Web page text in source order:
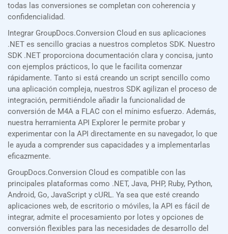
todas las conversiones se completan con coherencia y
confidencialidad.
Integrar GroupDocs.Conversion Cloud en sus aplicaciones
.NET es sencillo gracias a nuestros completos SDK. Nuestro
SDK .NET proporciona documentación clara y concisa, junto
con ejemplos prácticos, lo que le facilita comenzar
rápidamente. Tanto si está creando un script sencillo como
una aplicación compleja, nuestros SDK agilizan el proceso de
integración, permitiéndole añadir la funcionalidad de
conversión de M4A a FLAC con el mínimo esfuerzo. Además,
nuestra herramienta API Explorer le permite probar y
experimentar con la API directamente en su navegador, lo que
le ayuda a comprender sus capacidades y a implementarlas
eficazmente.
GroupDocs.Conversion Cloud es compatible con las
principales plataformas como .NET, Java, PHP, Ruby, Python,
Android, Go, JavaScript y cURL. Ya sea que esté creando
aplicaciones web, de escritorio o móviles, la API es fácil de
integrar, admite el procesamiento por lotes y opciones de
conversión flexibles para las necesidades de desarrollo del